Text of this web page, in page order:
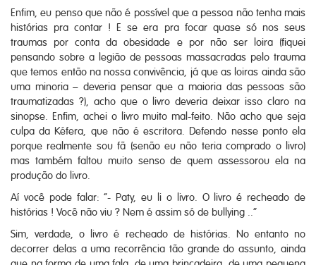
Enfim, eu penso que não é possível que a pessoa não tenha mais
histórias pra contar ! E se era pra focar quase só nos seus
traumas por conta da obesidade e por não ser loira (fiquei
pensando sobre a legião de pessoas massacradas pelo trauma
que temos então na nossa convivência, já que as loiras ainda são
uma minoria – deveria pensar que a maioria das pessoas são
traumatizadas ?), acho que o livro deveria deixar isso claro na
sinopse. Enfim, achei o livro muito mal-feito. Não acho que seja
culpa da Kéfera, que não é escritora. Defendo nesse ponto ela
porque realmente sou fã (senão eu não teria comprado o livro)
mas também faltou muito senso de quem assessorou ela na
produção do livro.
Aí você pode falar: “- Paty, eu li o livro. O livro é recheado de
histórias ! Você não viu ? Nem é assim só de bullying ..”
Sim, verdade, o livro é recheado de histórias. No entanto no
decorrer delas a uma recorrência tão grande do assunto, ainda